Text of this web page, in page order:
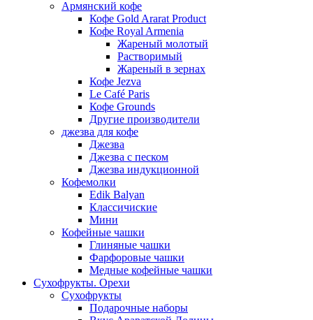
Армянский кофе
Кофе Gold Ararat Product
Кофе Royal Armenia
Жареный молотый
Растворимый
Жареный в зернах
Кофе Jezva
Le Café Paris
Кофе Grounds
Другие производители
джезва для кофе
Джезва
Джезва с песком
Джезва индукционной
Кофемолки
Edik Balyan
Классичиские
Мини
Кофейные чашки
Глиняные чашки
Фарфоровые чашки
Медные кофейные чашки
Сухофрукты. Орехи
Сухофрукты
Подарочные наборы